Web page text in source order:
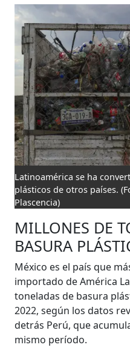
Latinoamérica se ha
plásticos de otros países.
Plascencia)
MILLONES DE
BASURA
México es el país que
importado de América
toneladas de basura
2022, según los datos
detrás Perú, que
mismo período.